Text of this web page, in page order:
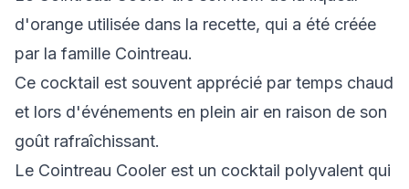
d'orange utilisée dans la recette, qui a été créée
par la famille Cointreau.
Ce cocktail est souvent apprécié par temps chaud
et lors d'événements en plein air en raison de son
goût rafraîchissant.
Le Cointreau Cooler est un cocktail polyvalent qui